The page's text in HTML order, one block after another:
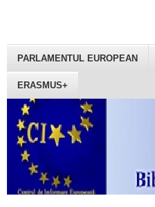
PARLAMENTUL EUROPEAN
ERASMUS+